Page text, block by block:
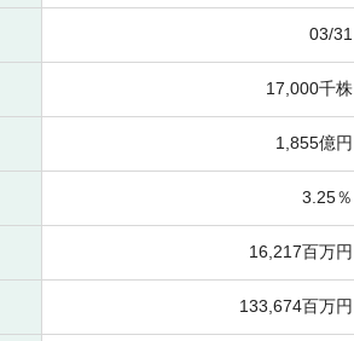
03/31
17,000千株
1,855億円
3.25％
16,217百万円
133,674百万円